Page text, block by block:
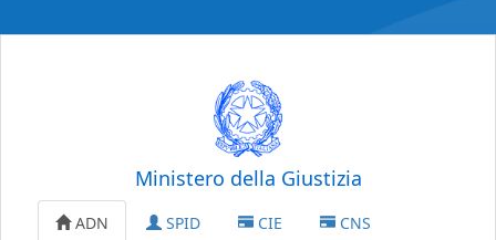
Ministero della Giustizia
ADN SPID CIE CNS